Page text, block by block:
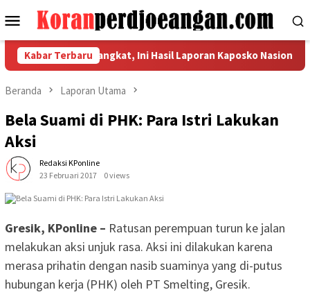
ke
Menu
Mobile
Kabar Terbaru
Langkat, Ini Hasil Laporan Kaposko Nasional Satgas
Beranda Laporan Utama
Bela Suami di PHK: Para Istri Lakukan
Aksi
Redaksi KPonline
23 Februari 2017
0 views
Gresik, KPonline – Ratusan perempuan turun ke jalan
melakukan aksi unjuk rasa. Aksi ini dilakukan karena
merasa prihatin dengan nasib suaminya yang di-putus
hubungan kerja (PHK) oleh PT Smelting, Gresik.